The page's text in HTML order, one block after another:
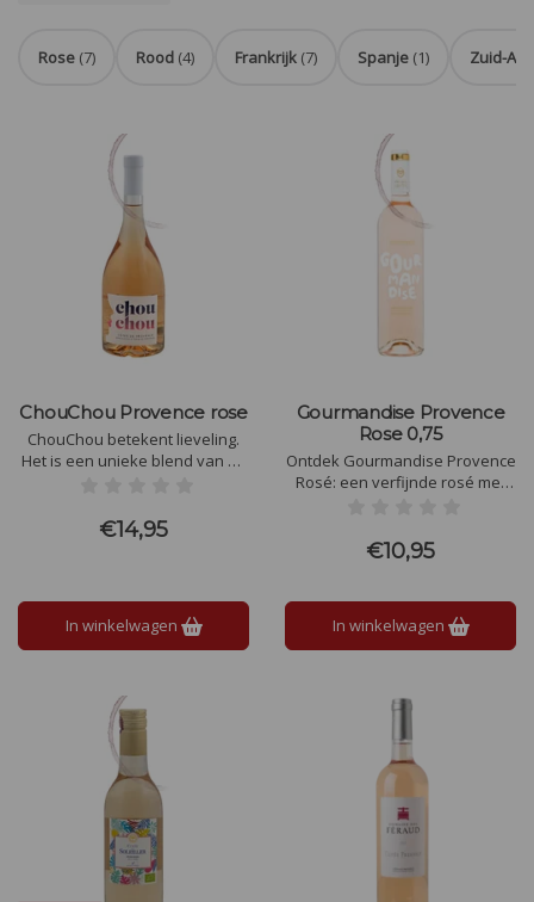
Rose (7) Rood (4) Frankrijk (7) Spanje (1) Zuid-
ChouChou Provence rose
ChouChou betekent lieveling.
Het is een unieke blend van de
samen zorgen voor deze
prachtige lichte zalmkleurige
€14,95
In winkelwagen
Gourmandise Provence
Rose 0,75
Ontdek Gourmandise Provence
Rosé: een verfijnde rosé met
of bij gegrilde garnalen en
frisse salades. Laat je
€10,95
In winkelwagen